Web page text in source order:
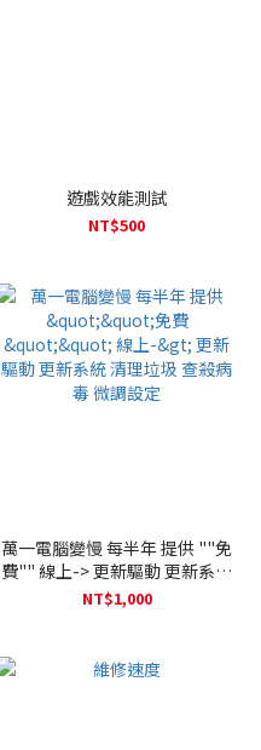
遊戲效能測試
NT$500
萬一電腦變慢 每半年 提供 ""免
費"" 線上-> 更新驅動 更新系統
清理垃圾 查殺病毒 微調設定
NT$1,000